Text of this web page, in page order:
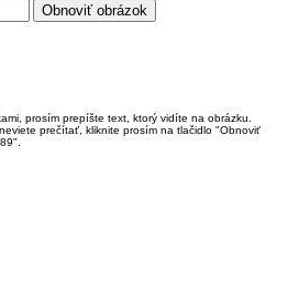
prosím prepíšte text, ktorý vidíte na obrázku.
prečítať, kliknite prosím na tlačidlo "Obnoviť